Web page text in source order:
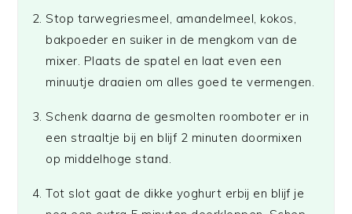
Stop tarwegriesmeel, amandelmeel, kokos,
bakpoeder en suiker in de mengkom van de
mixer. Plaats de spatel en laat even een
minuutje draaien om alles goed te vermengen.
Schenk daarna de gesmolten roomboter er in
een straaltje bij en blijf 2 minuten doormixen
op middelhoge stand.
Tot slot gaat de dikke yoghurt erbij en blijf je